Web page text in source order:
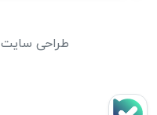
طراحی سایت